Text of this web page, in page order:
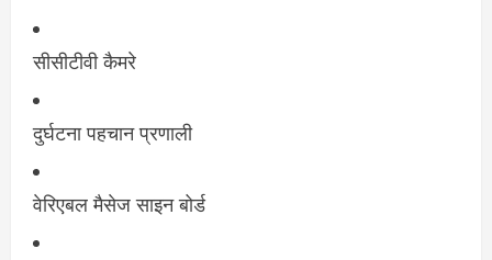
सीसीटीवी कैमरे
दुर्घटना पहचान प्रणाली
वेरिएबल मैसेज साइन बोर्ड